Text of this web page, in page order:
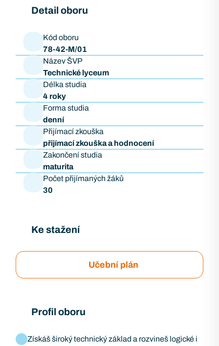
Detail oboru
Kód oboru
78-42-M/01
Název ŠVP
Technické lyceum
Délka studia
4 roky
Forma studia
denní
Přijímací zkouška
přijímací zkouška a hodnocení
Zakončení studia
maturita
Počet přijímaných žáků
30
Ke stažení
Učební plán
Profil oboru
Získáš široký technický základ a rozvineš logické i